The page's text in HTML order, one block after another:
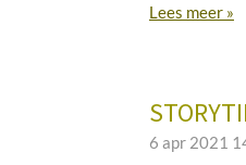
Lees meer »
6 apr 2021